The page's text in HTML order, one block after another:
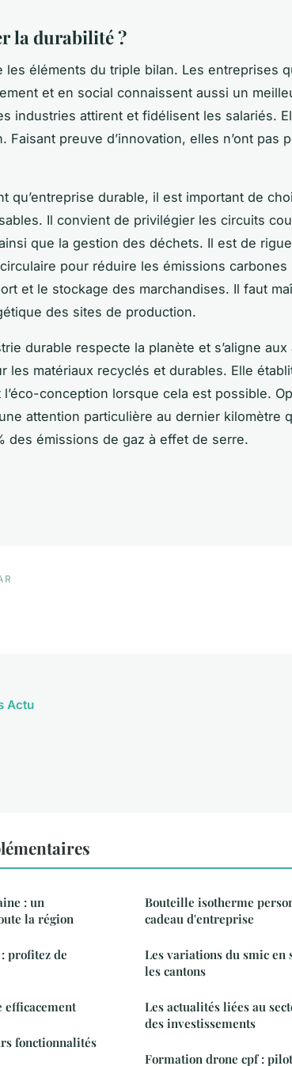
la durabilité ?
les éléments du triple bilan. Les entreprises
et en social connaissent aussi un
industries attirent et fidélisent les salariés.
Faisant preuve d’innovation, elles n’ont pas
qu’entreprise durable, il est important de
Il convient de privilégier les circuits
que la gestion des déchets. Il est de
pour réduire les émissions carbones
et le stockage des marchandises. Il faut
des sites de production.
durable respecte la planète et s’aligne
les matériaux recyclés et durables. Elle
conception lorsque cela est possible.
attention particulière au dernier kilomètre
des émissions de gaz à effet de serre.
Actu
: un
la région
profitez de
efficacement
fonctionnalités
Bouteille isotherme
cadeau d'entreprise
Les variations du smic en
les cantons
Les actualités liées au
des investissements
Formation drone cpf :